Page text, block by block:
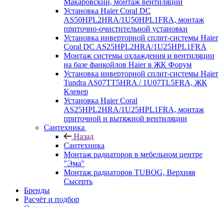
Макаровский, монтаж вентиляции
Установка Haier Coral DC
AS50HPL2HRA/1U50HPL1FRA, монтаж
приточно-очистительной установки
Установка инверторной сплит-системы Haier
Coral DC AS25HPL2HRA/1U25HPL1FRA
Монтаж системы охлаждения и вентиляции
на базе фанкойлов Haier в ЖК Форум
Установка инверторной сплит-системы Haier
Tundra AS07TT5HRA / 1U07TL5FRA, ЖК
Клевер
Установка Haier Coral
AS25HPL2HRA/1U25HPL1FRA, монтаж
приточной и вытяжной вентиляции
Сантехника
Назад
Сантехника
Монтаж радиаторов в мебельном центре
"Эма"
Монтаж радиаторов TUBOG, Верхняя
Сысерть
Бренды
Расчёт и подбор